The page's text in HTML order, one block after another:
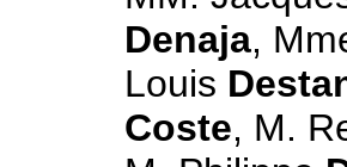
Denaja,
Louis
Coste, M.